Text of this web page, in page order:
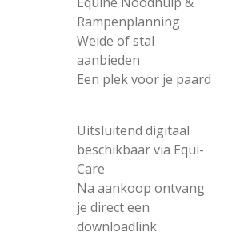
Rampenplanning
Weide of stal
aanbieden
Een plek voor je paard
Uitsluitend digitaal
beschikbaar via Equi-
Care
Na aankoop ontvang
je direct een
downloadlink